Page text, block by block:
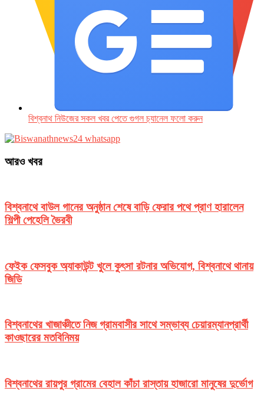
বিশ্বনাথ নিউজের সকল খবর পেতে গুগল চ‌্যানেল ফলো করুন
আরও খবর
বিশ্বনাথে বাউল গানের অনুষ্ঠান শেষে বাড়ি ফেরার পথে প্রাণ হারালেন
শিল্পী পেহেলি ভৈরবী
ফেইক ফেসবুক অ্যাকাউন্ট খুলে কুৎসা রটনার অভিযোগ, বিশ্বনাথে থানায়
জিডি
বিশ্বনাথের খাজাঞ্চীতে নিজ গ্রামবাসীর সাথে সম্ভাব্য চেয়ারম্যানপ্রার্থী
কাওছারের মতবিনিময়
বিশ্বনাথের রায়পুর গ্রামের বেহাল কাঁচা রাস্তায় হাজারো মানুষের দুর্ভোগ